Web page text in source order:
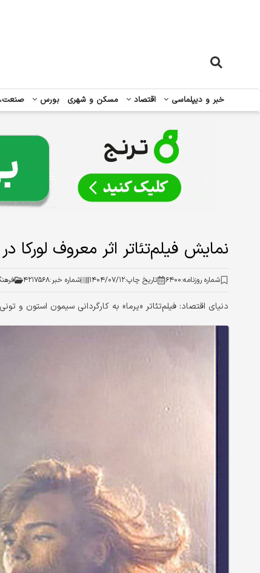
خبر و دیپلماسی اقتصاد مسکن و شهری بورس
نمایش فیلم‌تئاتر اثر معروف لورکا
شماره روزنامه:۶۴۰۰ تاریخ چاپ:۱۴۰۴/۰۷/۱۲ شماره خبر:۴۲۱۷۵۶۸
دنیای اقتصاد: فیلم‌تئاتر «یرما» به کارگردانی سیمون استون و تونی گرچ اسمیت چهارشنبه ۱۶ مهر